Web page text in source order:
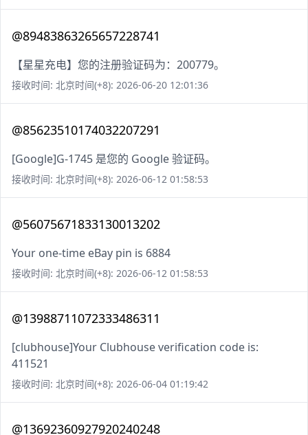
@89483863265657228741
【星星充电】您的注册验证码为：200779。
接收时间: 北京时间(+8): 2026-06-20 12:01:36
@85623510174032207291
[Google]G-1745 是您的 Google 验证码。
接收时间: 北京时间(+8): 2026-06-12 01:58:53
@56075671833130013202
Your one-time eBay pin is 6884
接收时间: 北京时间(+8): 2026-06-12 01:58:53
@13988711072333486311
[clubhouse]Your Clubhouse verification code is:
411521
接收时间: 北京时间(+8): 2026-06-04 01:19:42
@13692360927920240248